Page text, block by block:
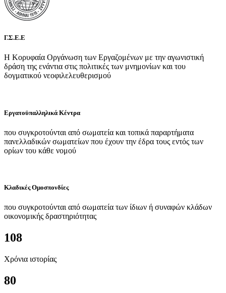
Γ.Σ.Ε.Ε
Η Κορυφαία Οργάνωση των Εργαζομένων με την αγωνιστική
δράση της ενάντια στις πολιτικές των μνημονίων και του
δογματικού νεοφιλελευθερισμού
Εργατοϋπαλληλικά Κέντρα
που συγκροτούνται από σωματεία και τοπικά παραρτήματα
πανελλαδικών σωματείων που έχουν την έδρα τους εντός των
ορίων του κάθε νομού
Κλαδικές Ομοσπονδίες
που συγκροτούνται από σωματεία των ίδιων ή συναφών κλάδων
οικονομικής δραστηριότητας
108
Χρόνια ιστορίας
80